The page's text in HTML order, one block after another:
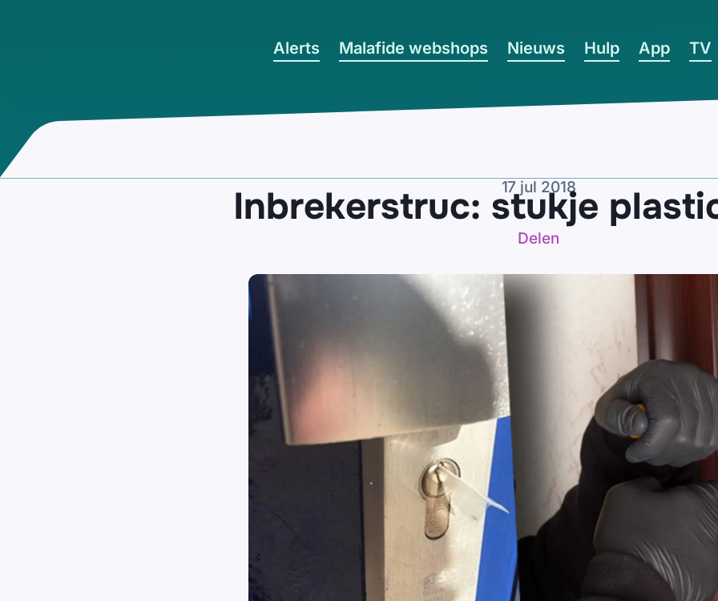
Alerts Malafide webshops Nieuws Hulp App TV
17 jul 2018
Inbrekerstruc: stukje
Delen